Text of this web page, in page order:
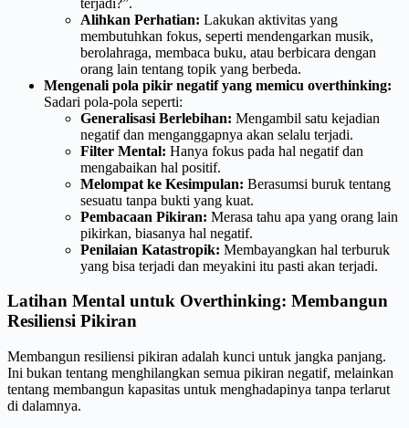
Alihkan Perhatian: Lakukan aktivitas yang
membutuhkan fokus, seperti mendengarkan musik,
berolahraga, membaca buku, atau berbicara dengan
orang lain tentang topik yang berbeda.
Mengenali pola pikir negatif yang memicu overthinking:
Sadari pola-pola seperti:
Generalisasi Berlebihan: Mengambil satu kejadian
negatif dan menganggapnya akan selalu terjadi.
Filter Mental: Hanya fokus pada hal negatif dan
mengabaikan hal positif.
Melompat ke Kesimpulan: Berasumsi buruk tentang
sesuatu tanpa bukti yang kuat.
Pembacaan Pikiran: Merasa tahu apa yang orang lain
pikirkan, biasanya hal negatif.
Penilaian Katastropik: Membayangkan hal terburuk
yang bisa terjadi dan meyakini itu pasti akan terjadi.
Latihan Mental untuk Overthinking: Membangun
Resiliensi Pikiran
Membangun resiliensi pikiran adalah kunci untuk jangka panjang.
Ini bukan tentang menghilangkan semua pikiran negatif, melainkan
tentang membangun kapasitas untuk menghadapinya tanpa terlarut
di dalamnya.